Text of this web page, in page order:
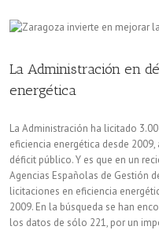
La Administración en
energética
La Administración ha licitado
eficiencia energética desde
déficit público. Y es que en un
Agencias Españolas de Gestión
licitaciones en eficiencia
2009. En la búsqueda se han
los datos de sólo 221, por un